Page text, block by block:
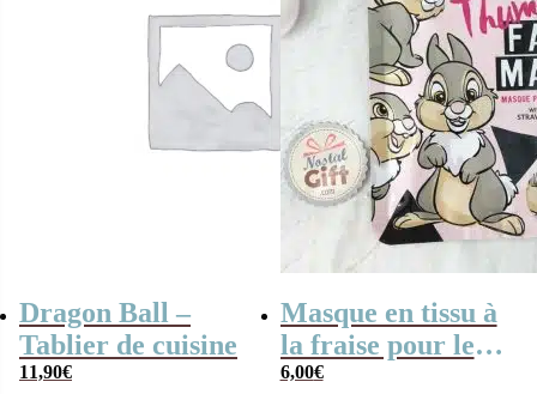
Dragon Ball –
Tablier de cuisine
11,90€
Masque en tissu à
la fraise pour le
visage – Pan-Pan
6,00€